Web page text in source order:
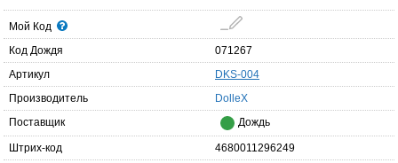
Мой Код
Код Дождя
071267
Артикул
DKS-004
Производитель
DolleX
Поставщик
Дождь
Штрих-код
4680011296249